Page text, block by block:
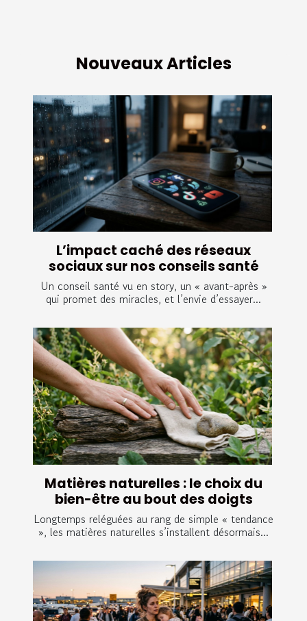
Nouveaux Articles
L’impact caché des réseaux
sociaux sur nos conseils santé
Un conseil santé vu en story, un « avant-après »
qui promet des miracles, et l’envie d’essayer...
Matières naturelles : le choix du
bien-être au bout des doigts
Longtemps reléguées au rang de simple « tendance
», les matières naturelles s’installent désormais...